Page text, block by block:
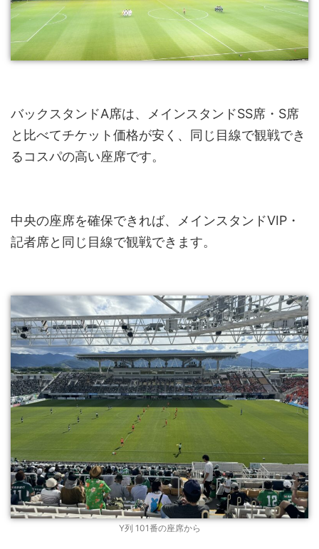
バックスタンドA席は、メインスタンドSS席・S席
と比べてチケット価格が安く、同じ目線で観戦でき
るコスパの高い座席です。
中央の座席を確保できれば、メインスタンドVIP・
記者席と同じ目線で観戦できます。
Y列 101番の座席から